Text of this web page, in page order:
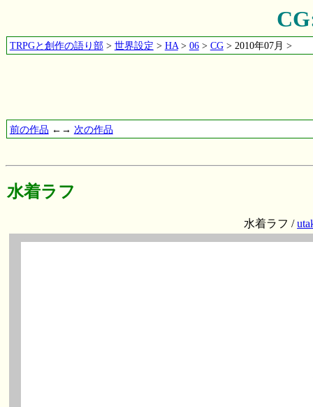
TRPGと創作の語り部> 世界設定 > HA> 06> CG> 2010年07月 >
前の作品 ←→ 次の作品
水着ラフ
水着ラフ /